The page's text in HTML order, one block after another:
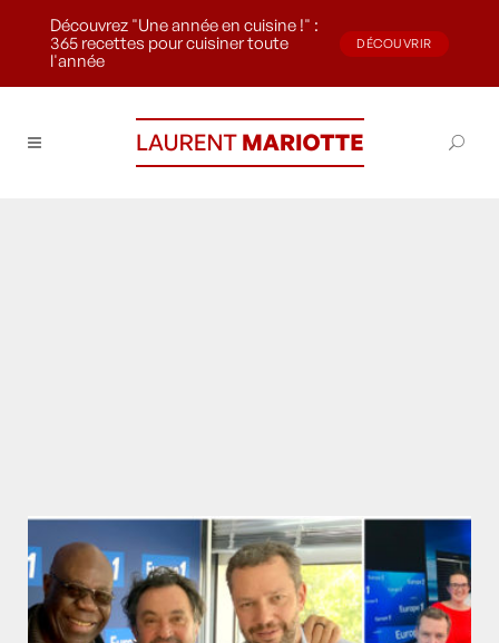
Découvrez "Une année en cuisine !" :
365 recettes pour cuisiner toute
l'année
DÉCOUVRIR